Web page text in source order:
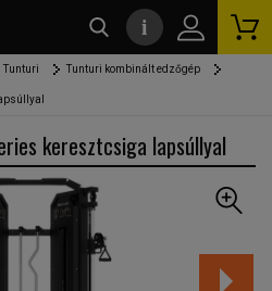
Tunturi Tunturi kombinált edzőgép
keresztcsiga lapsúllyal
i